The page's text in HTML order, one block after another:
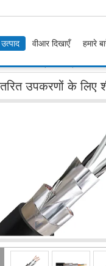
उत्पाद वीआर दिखाएँ हमारे
लिए शील्डेड इंस्ट्रुमेंटेशन ट्रे केबल 1 -
उपकरणों के